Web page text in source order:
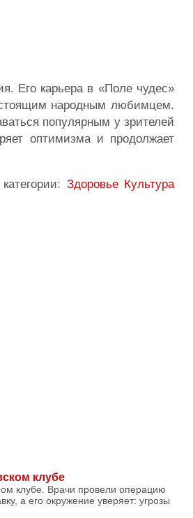
Его карьера в «Поле чудес»
народным любимцем.
популярным у зрителей
оптимизма и продолжает
Здоровье Культура
клубе
клубе. Врачи провели операцию
а его окружение уверяет: угрозы